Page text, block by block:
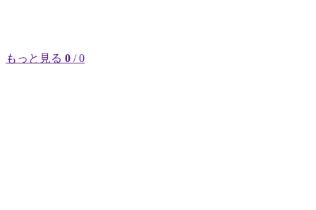
もっと見る 0 / 0